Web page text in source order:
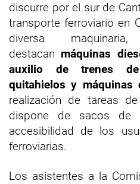
discurre por el sur de
transporte ferroviario en
diversa
destacan máquinas
auxilio de trenes de
quitahielos y máquinas
realización de tareas
dispone de sacos de
accesibilidad de los
ferroviarias.
Los asistentes a la